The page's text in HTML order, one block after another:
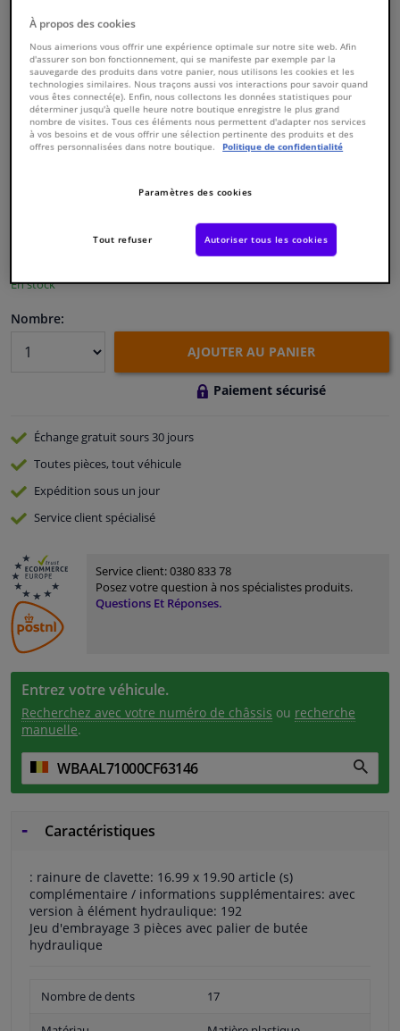
Fenêtres & accessoires
Intérieur & ameublement
Styling & Performance
Promotions et réductions
Numéro de produit d'origine:0172719
Numéro de fabrication:834069
Voir les spécifications du produit
En stock
Nombre:
AJOUTER AU PANIER
Paiement sécurisé
Échange gratuitsours 30 jours
Toutes pièces, tout véhicule
Expédition sous un jour
Serviceclient spécialisé
Service client:0380 833 78
Posez votre question à nos spécialistes produits.
Questions Et Réponses.
Entrez votre véhicule.
Recherchez avec votre numéro de châssis ou recherche
manuelle.
Caractéristiques
: rainure de clavette: 16.99 x 19.90 article (s)
complémentaire / informations supplémentaires: avec
version à élément hydraulique: 192
Jeu d'embrayage 3 pièces avec palier de butée
hydraulique
Nombre de dents 17
À propos des cookies
Nous aimerions vous offrir une expérience optimale sur notre site web. Afin
d'assurer son bon fonctionnement, qui se manifeste par exemple par la
sauvegarde des produits dans votre panier, nous utilisons les cookies et les
technologies similaires. Nous traçons aussi vos interactions pour savoir quand
vous êtes connecté(e). Enfin, nous collectons les données statistiques pour
déterminer jusqu'à quelle heure notre boutique enregistre le plus grand
nombre de visites. Tous ces éléments nous permettent d'adapter nos services
à vos besoins et de vous offrir une sélection pertinente des produits et des
offres personnalisées dans notre boutique.
Politique de confidentialité
Paramètres des cookies
Tout refuser Autoriser tous les cookies